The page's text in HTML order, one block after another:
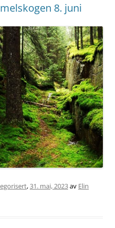
8. juni
,31. mai, 2023av Elin